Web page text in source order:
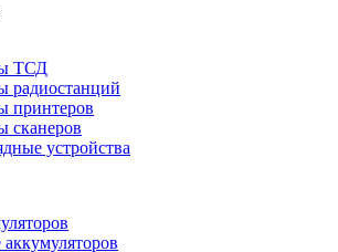
ТСД
радиостанций
принтеров
сканеров
устройства